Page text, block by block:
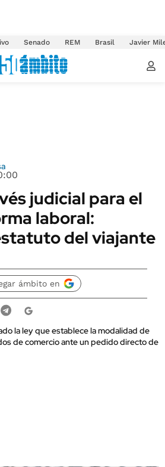
Senado REM Brasil Javier
judicial para el
laboral:
del viajante
ámbito en
la ley que establece la modalidad de
de comercio ante un pedido directo de